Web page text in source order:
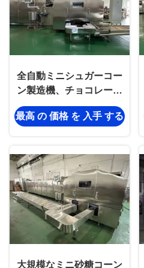
全自動ミニシュガーコー
ン製造機、チョコレート
充填用、チョコレート
+ビスケットスナック充
最高 の 価格 を 入手 する
大規模なミニ砂糖コーン